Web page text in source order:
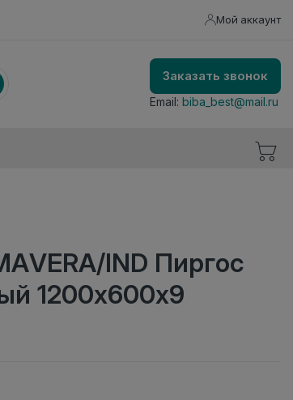
Мой аккаунт
Заказать звонок
Email: biba_best@mail.ru
IND Пиргос
1200х600х9